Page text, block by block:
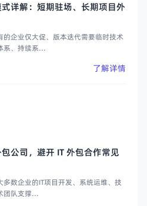
详解：短期驻场、长期项目外
企业仅大促、版本迭代需要临时技术
系、持续系...
了解详情
公司，避开 IT 外包合作常见
数企业的IT项目开发、系统运维、技
团队支撑...